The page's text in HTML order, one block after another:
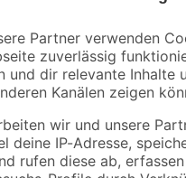
toom
4,29 €